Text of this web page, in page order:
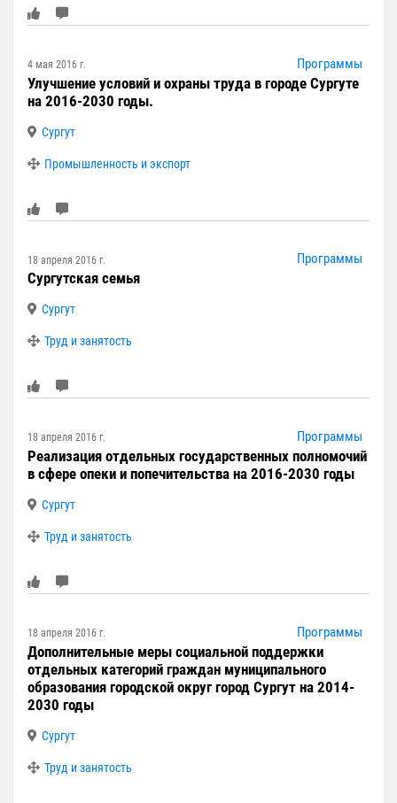
4 мая 2016 г. Программы
Улучшение условий и охраны труда в городе Сургуте
на 2016-2030 годы.
Сургут
Промышленность и экспорт
18 апреля 2016 г. Программы
Сургутская семья
Сургут
Труд и занятость
18 апреля 2016 г. Программы
Реализация отдельных государственных полномочий
в сфере опеки и попечительства на 2016-2030 годы
Сургут
Труд и занятость
18 апреля 2016 г. Программы
Дополнительные меры социальной поддержки
отдельных категорий граждан муниципального
образования городской округ город Сургут на 2014-
2030 годы
Сургут
Труд и занятость